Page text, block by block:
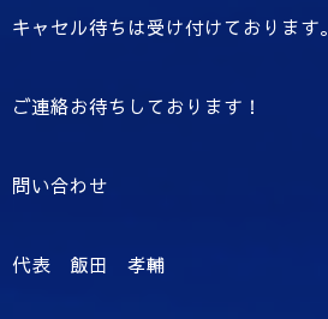
キャセル待ちは受け付けております。
ご連絡お待ちしております！
問い合わせ
代表 飯田 孝輔